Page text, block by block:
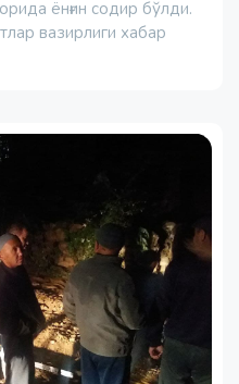
ёнғин содир бўлди.
вазирлиги хабар